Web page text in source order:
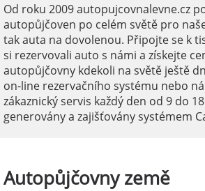
Od roku 2009 autopujcovnalevne.cz
autopůjčoven po celém světě pro
tak auta na dovolenou. Připojte se k
si rezervovali auto s námi a získejte
autopůjčovny kdekoli na světě ještě
on-line rezervačního systému nebo
zákaznický servis každý den od 9 do
generovány a zajišťovány systémem
Autopůjčovnyzemě